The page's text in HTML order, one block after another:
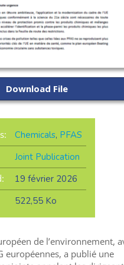
Download File
Chemicals, PFAS
Joint Publication
19 février 2026
522,55 Ko
de l’environnement,
européennes, a publié une